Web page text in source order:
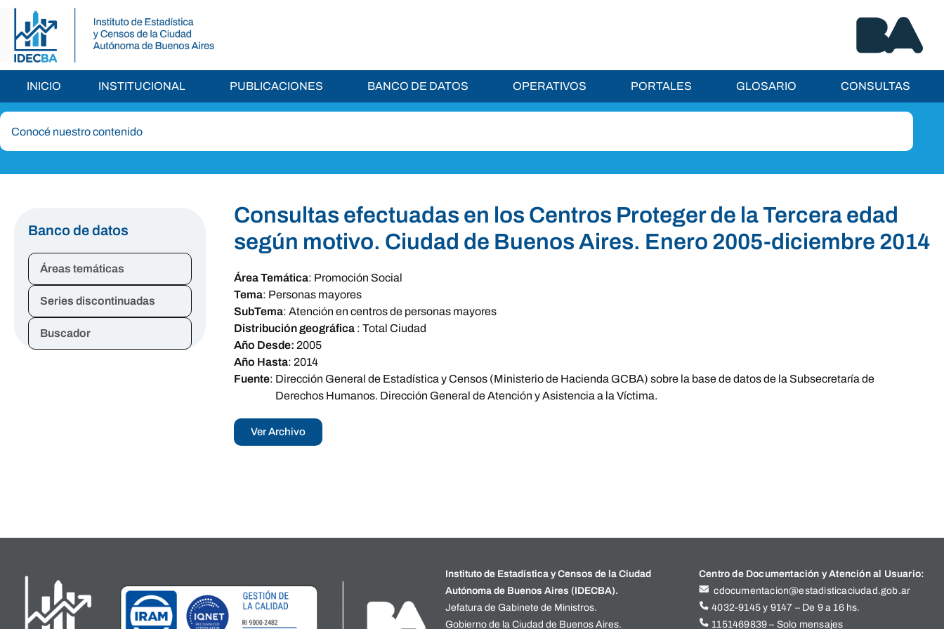
INICIO INSTITUCIONAL PUBLICACIONES BANCO DE DATOS OPERATIVOS PORTALES GLOSARIO CONSULTAS
Banco de datos
Áreas temáticas
Series discontinuadas
Buscador
Consultas efectuadas en los Centros Proteger de la Tercera edad
según motivo. Ciudad de Buenos Aires. Enero 2005-diciembre 2014
Área Temática: Promoción Social
Tema: Personas mayores
SubTema: Atención en centros de personas mayores
Distribución geográfica : Total Ciudad
Año Desde: 2005
Año Hasta: 2014
Fuente: Dirección General de Estadística y Censos (Ministerio de Hacienda GCBA) sobre la base de datos de la Subsecretaría de
Derechos Humanos. Dirección General de Atención y Asistencia a la Víctima.
Ver Archivo
Instituto de Estadística y Censos de la Ciudad
Autónoma de Buenos Aires (IDECBA).
Jefatura de Gabinete de Ministros.
Gobierno de la Ciudad de Buenos Aires.
Centro de Documentación y Atención al Usuario:
cdocumentacion@estadisticaciudad.gob.ar
4032-9145 y 9147 – De 9 a 16 hs.
1151469839 – Solo mensajes